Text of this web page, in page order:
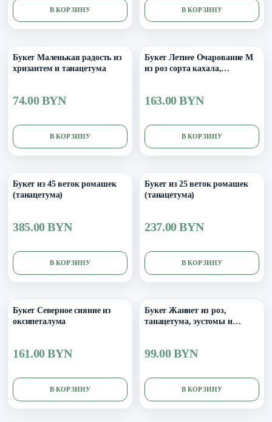
В КОРЗИНУ В КОРЗИНУ
Букет Маленькая радость из
хризантем и танацетума
74.00 BYN
В КОРЗИНУ
Букет Летнее Очарование M
из роз сорта кахала,
163.00 BYN
В КОРЗИНУ
Букет из 45 веток ромашек
(танацетума)
385.00 BYN
В КОРЗИНУ
Букет из 25 веток ромашек
(танацетума)
237.00 BYN
В КОРЗИНУ
Букет Северное сияние из
оксипеталума
161.00 BYN
В КОРЗИНУ
Букет Жаннет из роз,
танацетума, эустомы и
99.00 BYN
В КОРЗИНУ